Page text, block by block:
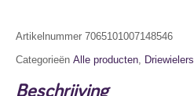
Artikelnummer 7065101007148546
Categorieën Alle producten, Driewielers
Beschrijving